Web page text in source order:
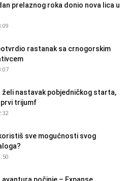
prelaznog roka donio nova lica u
rastanak sa crnogorskim
nastavak pobjedničkog starta,
trijumf
sve mogućnosti svog
počinje – Expanse